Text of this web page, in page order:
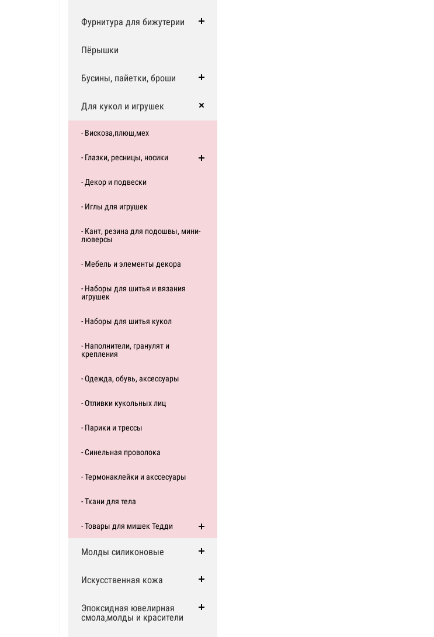
Фурнитура для бижутерии
Пёрышки
Бусины, пайетки, броши
Для кукол и игрушек
- Вискоза,плюш,мех
- Глазки, ресницы, носики
- Декор и подвески
- Иглы для игрушек
- Кант, резина для подошвы, мини-
люверсы
- Мебель и элементы декора
- Наборы для шитья и вязания
игрушек
- Наборы для шитья кукол
- Наполнители, гранулят и
крепления
- Одежда, обувь, аксессуары
- Отливки кукольных лиц
- Парики и трессы
- Синельная проволока
- Термонаклейки и акссесуары
- Ткани для тела
- Товары для мишек Тедди
Молды силиконовые
Искусственная кожа
Эпоксидная ювелирная
смола,молды и красители